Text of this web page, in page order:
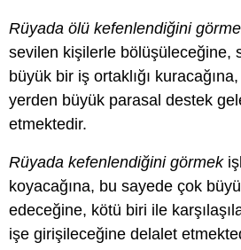
Rüyada ölü kefenlendiğini
sevilen kişilerle bölüşüleceğine,
büyük bir iş ortaklığı
yerden büyük parasal destek
etmektedir.
Rüyada kefenlendiğini görmek
koyacağına, bu sayede çok
edeceğine, kötü biri ile
işe girişileceğine delalet